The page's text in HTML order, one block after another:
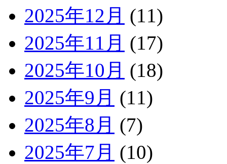
2025年12月 (11)
2025年11月 (17)
2025年10月 (18)
2025年9月 (11)
2025年8月 (7)
2025年7月 (10)